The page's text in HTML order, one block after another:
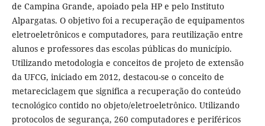
de Campina Grande, apoiado pela HP e pelo Instituto
Alpargatas. O objetivo foi a recuperação de equipamentos
eletroeletrônicos e computadores, para reutilização entre
alunos e professores das escolas públicas do município.
Utilizando metodologia e conceitos de projeto de extensão
da UFCG, iniciado em 2012, destacou-se o conceito de
metareciclagem que significa a recuperação do conteúdo
tecnológico contido no objeto/eletroeletrônico. Utilizando
protocolos de segurança, 260 computadores e periféricos